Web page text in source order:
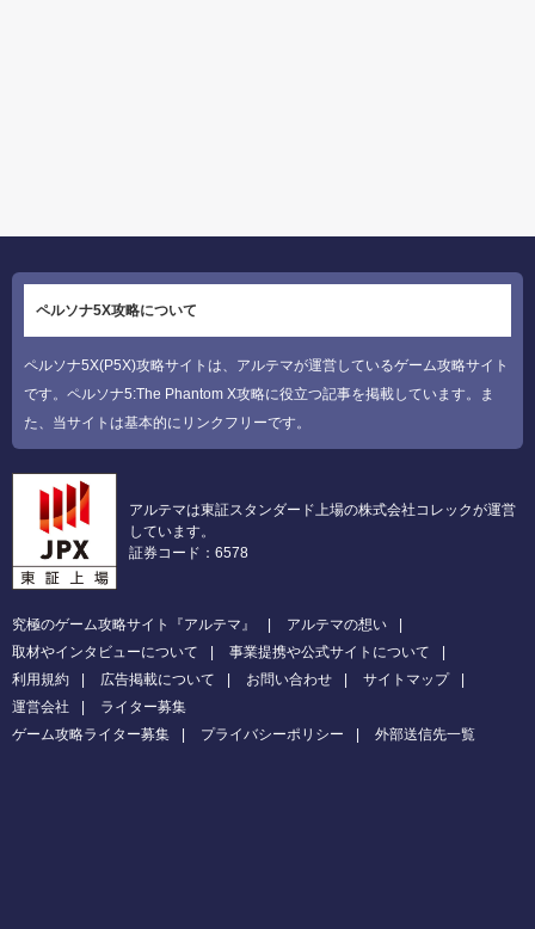
ペルソナ5X攻略について
ペルソナ5X(P5X)攻略サイトは、アルテマが運営しているゲーム攻略サイト
です。ペルソナ5:The Phantom X攻略に役立つ記事を掲載しています。ま
た、当サイトは基本的にリンクフリーです。
アルテマは東証スタンダード上場の株式会社コレックが運営
しています。
証券コード：6578
究極のゲーム攻略サイト『アルテマ』
アルテマの想い
取材やインタビューについて
事業提携や公式サイトについて
利用規約
広告掲載について お問い合わせ
サイトマップ
運営会社
ライター募集
ゲーム攻略ライター募集
プライバシーポリシー 外部送信先一覧